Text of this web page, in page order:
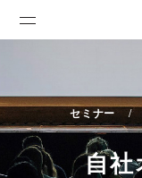
セミナー
自社